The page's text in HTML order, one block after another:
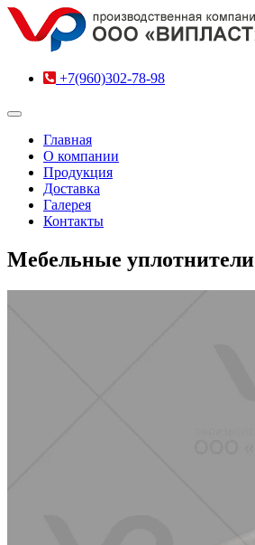
+7(960)302-78-98
Главная
О компании
Продукция
Доставка
Галерея
Контакты
Мебельные уплотнители